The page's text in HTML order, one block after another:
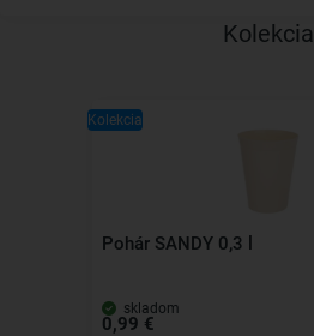
Kolekcia
Kolekcia
Pohár SANDY 0,3 l
skladom
0,99 €